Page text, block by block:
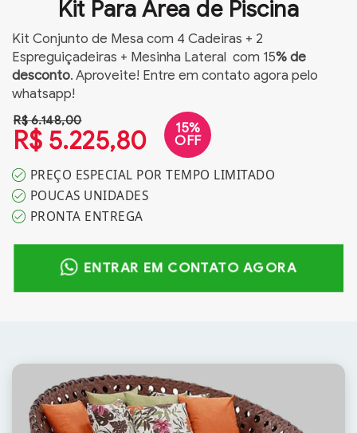
Kit Para Área de Piscina
Kit Conjunto de Mesa com 4 Cadeiras + 2
Espreguiçadeiras + Mesinha Lateral com 15%de
desconto. Aproveite! Entre em contato agora pelo
whatsapp!
R$ 6.148,00
R$ 5.225,80 15%
OFF
PREÇO ESPECIAL POR TEMPO LIMITADO
POUCAS UNIDADES
PRONTA ENTREGA
ENTRAR EM CONTATO AGORA